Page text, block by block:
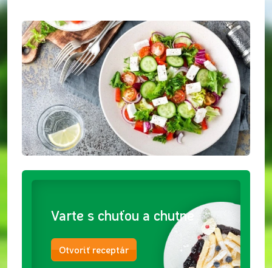
Varte s chuťou a chutne
Otvoriť receptár